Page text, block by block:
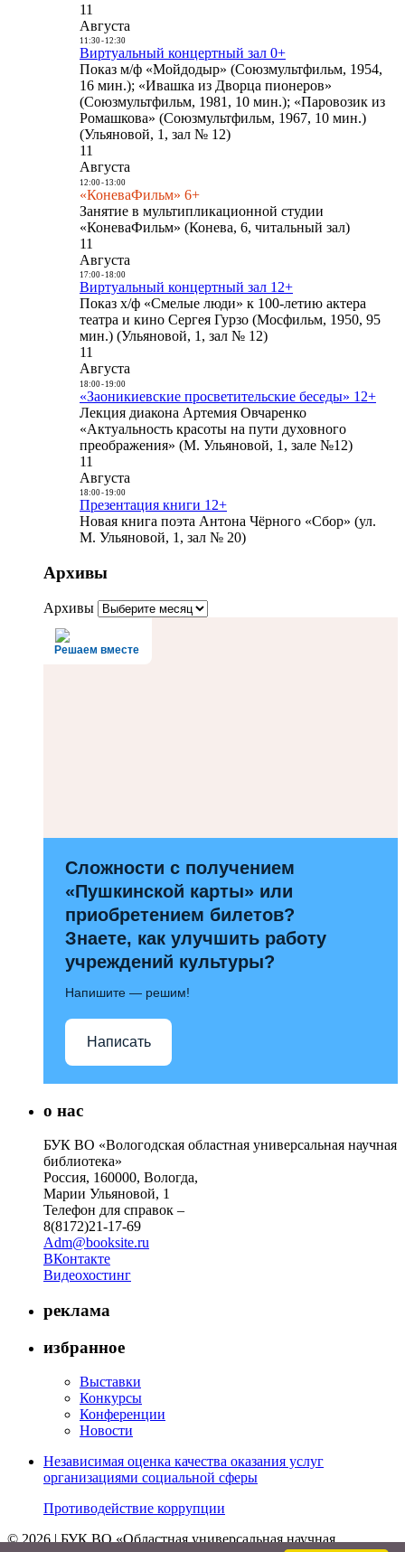
11
Августа
11:30- 12:30
Виртуальный концертный зал 0+
Показ м/ф «Мойдодыр» (Союзмультфильм, 1954,
16 мин.); «Ивашка из Дворца пионеров»
(Союзмультфильм, 1981, 10 мин.); «Паровозик из
Ромашкова» (Союзмультфильм, 1967, 10 мин.)
(Ульяновой, 1, зал № 12)
11
Августа
12:00- 13:00
«КоневаФильм» 6+
Занятие в мультипликационной студии
«КоневаФильм» (Конева, 6, читальный зал)
11
Августа
17:00- 18:00
Виртуальный концертный зал 12+
Показ х/ф «Смелые люди» к 100-летию актера
театра и кино Сергея Гурзо (Мосфильм, 1950, 95
мин.) (Ульяновой, 1, зал № 12)
11
Августа
18:00- 19:00
«Заоникиевские просветительские беседы» 12+
Лекция диакона Артемия Овчаренко
«Актуальность красоты на пути духовного
преображения» (М. Ульяновой, 1, зале №12)
11
Августа
18:00- 19:00
Презентация книги 12+
Новая книга поэта Антона Чёрного «Сбор» (ул.
М. Ульяновой, 1, зал № 20)
Архивы
Архивы
Решаем вместе
Сложности с получением
«Пушкинской карты» или
приобретением билетов?
Знаете, как улучшить работу
учреждений культуры?
Напишите — решим!
Написать
о нас
БУК ВО «Вологодская областная универсальная научная
библиотека»
Россия, 160000, Вологда,
Марии Ульяновой, 1
Телефон для справок –
8(8172)21-17-69
Adm@booksite.ru
ВКонтакте
Видеохостинг
реклама
избранное
Выставки
Конкурсы
Конференции
Новости
Независимая оценка качества оказания услуг
организациями социальной сферы
Противодействие коррупции
© 2026 | БУК ВО «Областная универсальная научная